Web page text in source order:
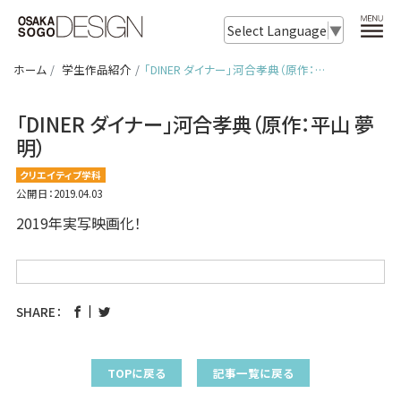
Select Language ▼
ホーム 学生作品紹介 「DINER ダイナー」河合孝典（原作：…
「DINER ダイナー」河合孝典（原作：平山 夢
明）
クリエイティブ学科
公開日：2019.04.03
2019年実写映画化！
SHARE：
TOPに戻る 記事一覧に戻る